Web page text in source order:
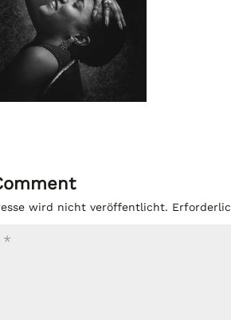
wird nicht veröffentlicht.